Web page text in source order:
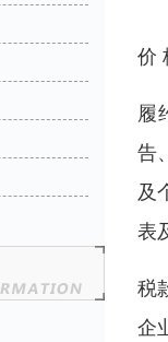
价
履
告
及
表
税
企